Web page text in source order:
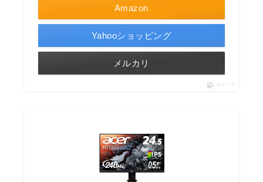
Amazon
Yahooショッピング
メルカリ
ポチップ